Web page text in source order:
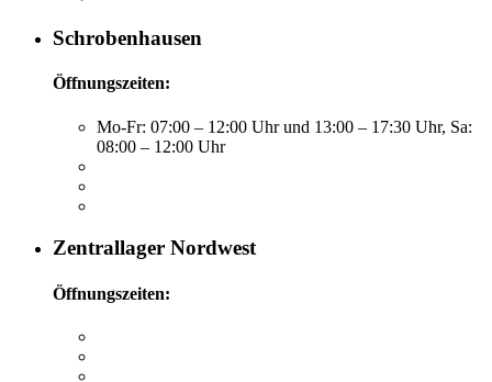
Schrobenhausen
Öffnungszeiten:
Mo-Fr: 07:00 – 12:00 Uhr und 13:00 – 17:30 Uhr, Sa:
08:00 – 12:00 Uhr
Zentrallager Nordwest
Öffnungszeiten: